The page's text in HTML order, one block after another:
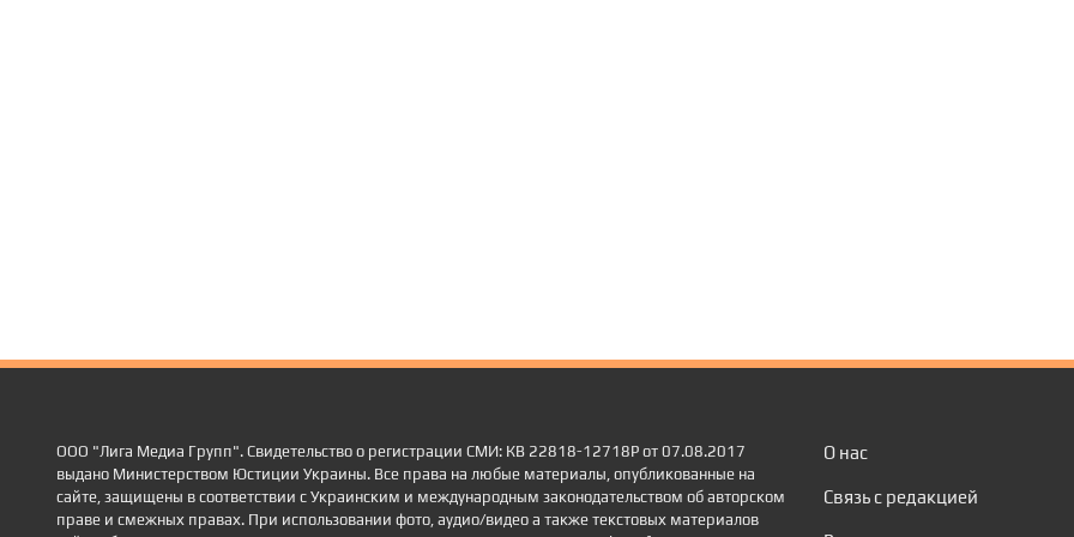
ООО "Лига Медиа Групп". Свидетельство о регистрации СМИ: КВ 22818-12718Р от 07.08.2017
выдано Министерством Юстиции Украины. Все права на любые материалы, опубликованные на
сайте, защищены в соответствии с Украинским и международным законодательством об авторском
праве и смежных правах. При использовании фото, аудио/видео а также текстовых материалов
О нас
Связь с редакцией